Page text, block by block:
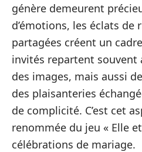
génère demeurent
d’émotions, les éclats de
partagées créent un
invités repartent souvent
des images, mais aussi
des plaisanteries
de complicité. C’est cet
renommée du jeu « Elle
célébrations de mariage.